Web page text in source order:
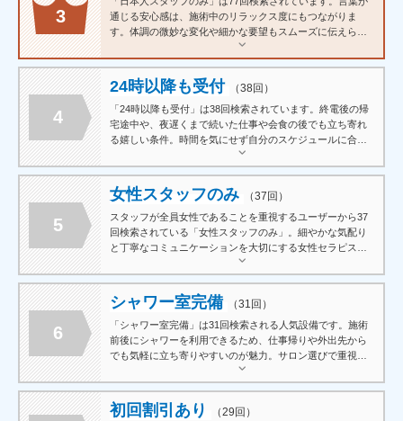
3
通じる安心感は、施術中のリラックス度にもつながりま
す。体調の微妙な変化や細かな要望もスムーズに伝えられ
るため、初回から自分好みの施術を受けやすいのが魅力で
す。
4
24時以降も受付 （38回）
「24時以降も受付」は38回検索されています。終電後の帰
宅途中や、夜遅くまで続いた仕事や会食の後でも立ち寄れ
る嬉しい条件。時間を気にせず自分のスケジュールに合わ
せて利用できることが、多くのユーザーに支持されていま
す。
5
女性スタッフのみ （37回）
スタッフが全員女性であることを重視するユーザーから37
回検索されている「女性スタッフのみ」。細やかな気配り
と丁寧なコミュニケーションを大切にする女性セラピスト
ならではの施術スタイルが、多くのリピーターを生み出し
ています。
6
シャワー室完備 （31回）
「シャワー室完備」は31回検索される人気設備です。施術
前後にシャワーを利用できるため、仕事帰りや外出先から
でも気軽に立ち寄りやすいのが魅力。サロン選びで重視さ
れるポイントのひとつとなっています。
初回割引あり （29回）